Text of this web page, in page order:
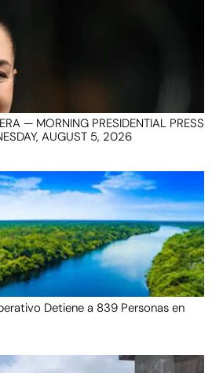
— MORNING PRESIDENTIAL PRESS
AUGUST 5, 2026
Detiene a 839 Personas en